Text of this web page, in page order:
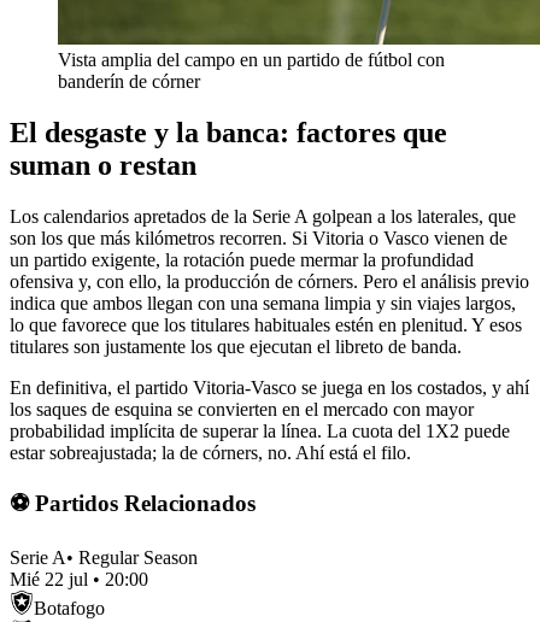
Vista amplia del campo en un partido de fútbol con
banderín de córner
El desgaste y la banca: factores que
suman o restan
Los calendarios apretados de la Serie A golpean a los laterales, que
son los que más kilómetros recorren. Si Vitoria o Vasco vienen de
un partido exigente, la rotación puede mermar la profundidad
ofensiva y, con ello, la producción de córners. Pero el análisis previo
indica que ambos llegan con una semana limpia y sin viajes largos,
lo que favorece que los titulares habituales estén en plenitud. Y esos
titulares son justamente los que ejecutan el libreto de banda.
En definitiva, el partido Vitoria-Vasco se juega en los costados, y ahí
los saques de esquina se convierten en el mercado con mayor
probabilidad implícita de superar la línea. La cuota del 1X2 puede
estar sobreajustada; la de córners, no. Ahí está el filo.
⚽ Partidos Relacionados
Serie A• Regular Season
Mié 22 jul • 20:00
Botafogo